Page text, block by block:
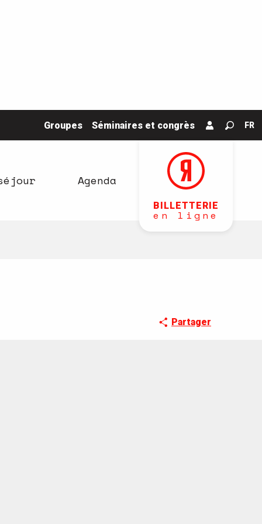
Groupes Séminaires et congrès FR
BILLETTERIE
en ligne
Agenda
Partager